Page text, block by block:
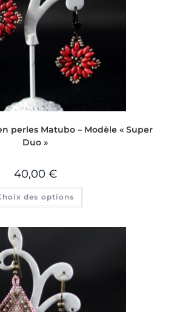
perles Matubo – Modèle « Super
Duo »
40,00 €
des options